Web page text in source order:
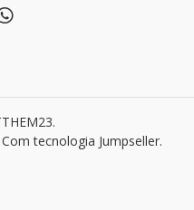
Com tecnologia Jumpseller.